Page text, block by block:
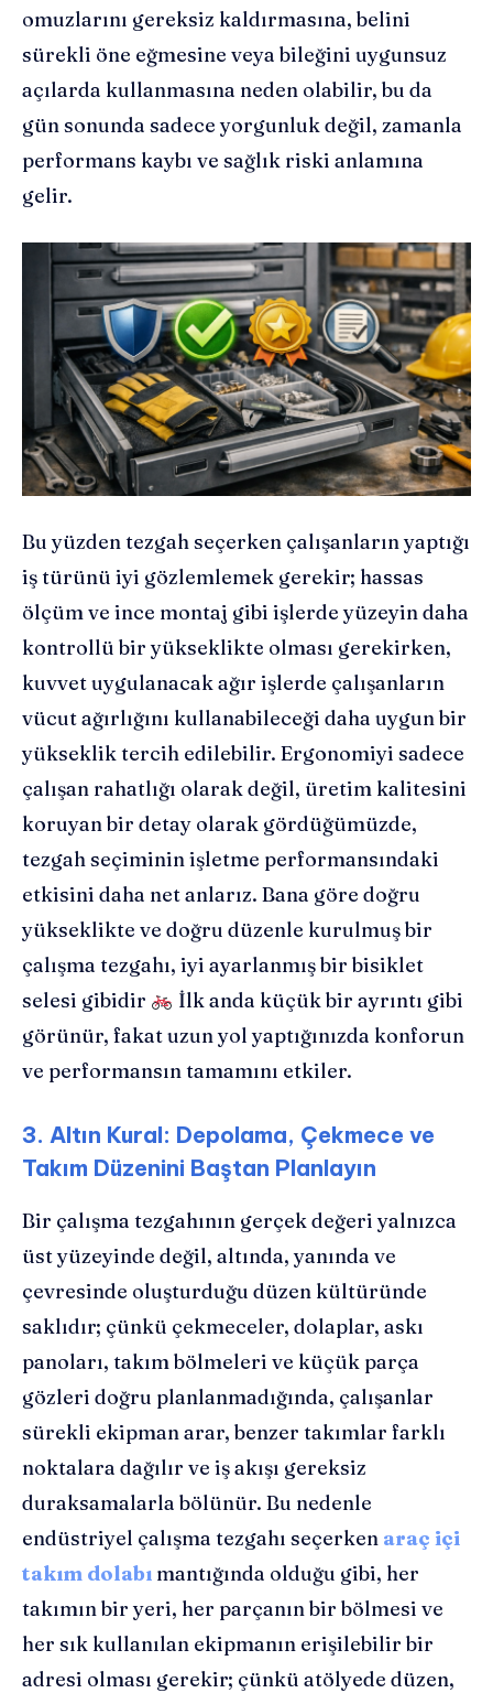
omuzlarını gereksiz kaldırmasına, belini
sürekli öne eğmesine veya bileğini uygunsuz
açılarda kullanmasına neden olabilir, bu da
gün sonunda sadece yorgunluk değil, zamanla
performans kaybı ve sağlık riski anlamına
gelir.
Bu yüzden tezgah seçerken çalışanların yaptığı
iş türünü iyi gözlemlemek gerekir; hassas
ölçüm ve ince montaj gibi işlerde yüzeyin daha
kontrollü bir yükseklikte olması gerekirken,
kuvvet uygulanacak ağır işlerde çalışanların
vücut ağırlığını kullanabileceği daha uygun bir
yükseklik tercih edilebilir. Ergonomiyi sadece
çalışan rahatlığı olarak değil, üretim kalitesini
koruyan bir detay olarak gördüğümüzde,
tezgah seçiminin işletme performansındaki
etkisini daha net anlarız. Bana göre doğru
yükseklikte ve doğru düzenle kurulmuş bir
çalışma tezgahı, iyi ayarlanmış bir bisiklet
selesi gibidir
İlk anda küçük bir ayrıntı gibi
görünür, fakat uzun yol yaptığınızda konforun
ve performansın tamamını etkiler.
3. Altın Kural: Depolama, Çekmece ve
Takım Düzenini Baştan Planlayın
Bir çalışma tezgahının gerçek değeri yalnızca
üst yüzeyinde değil, altında, yanında ve
çevresinde oluşturduğu düzen kültüründe
saklıdır; çünkü çekmeceler, dolaplar, askı
panoları, takım bölmeleri ve küçük parça
gözleri doğru planlanmadığında, çalışanlar
sürekli ekipman arar, benzer takımlar farklı
noktalara dağılır ve iş akışı gereksiz
duraksamalarla bölünür. Bu nedenle
endüstriyel çalışma tezgahı seçerken araç içi
takım dolabı mantığında olduğu gibi, her
takımın bir yeri, her parçanın bir bölmesi ve
her sık kullanılan ekipmanın erişilebilir bir
adresi olması gerekir; çünkü atölyede düzen,